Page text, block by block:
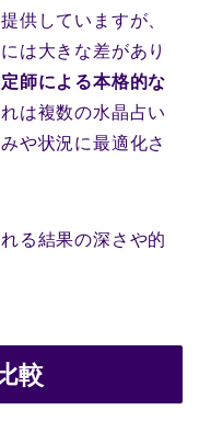
供していますが、
は大きな差があり
師による本格的な
は複数の水晶占い
や状況に最適化さ
る結果の深さや的
較